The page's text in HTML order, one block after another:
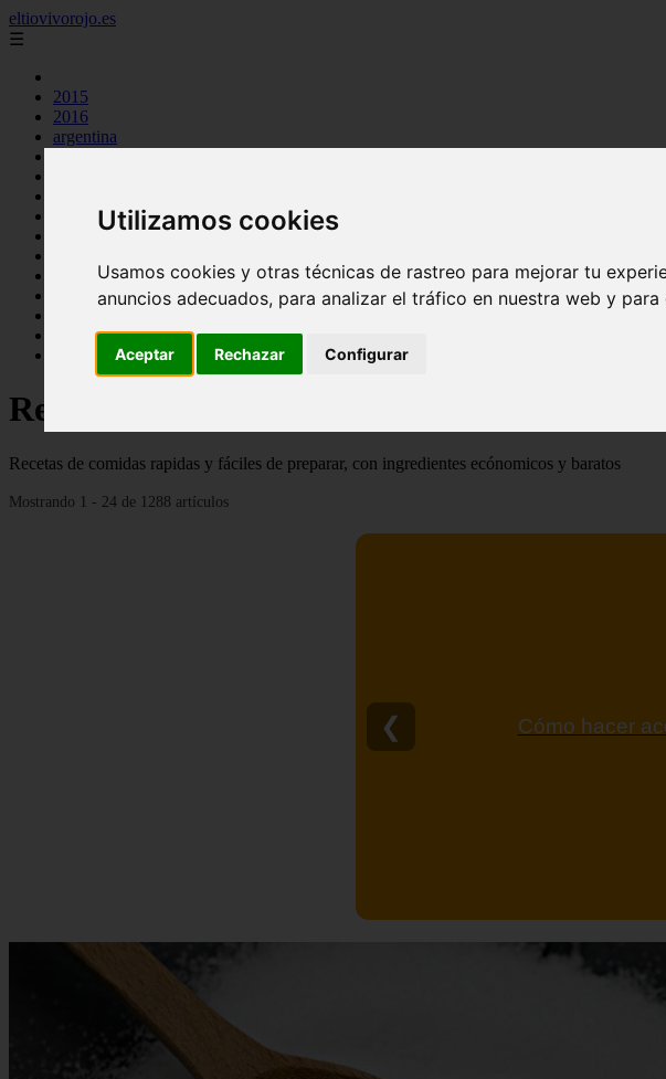
Utilizamos cookies
Usamos cookies y otras técnicas de rastreo para mejorar tu
anuncios adecuados, para analizar el tráfico en nuestra web y
Aceptar Rechazar Configurar
eltiovivorojo.es
☰
2015
2016
argentina
huevos
mariscos
postres
producto
venezuela
Recetas faciles y rápidas
Recetas de comidas rapidas y fáciles de preparar, con ingredientes ecónomicos y baratos
Mostrando 1 - 24 de 1288 artículos
❮